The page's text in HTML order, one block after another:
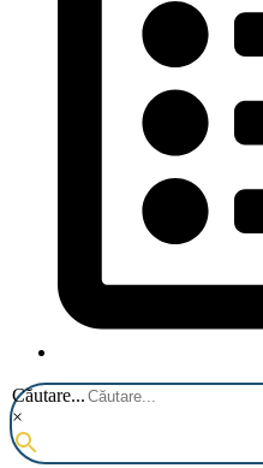
Căutare...
×